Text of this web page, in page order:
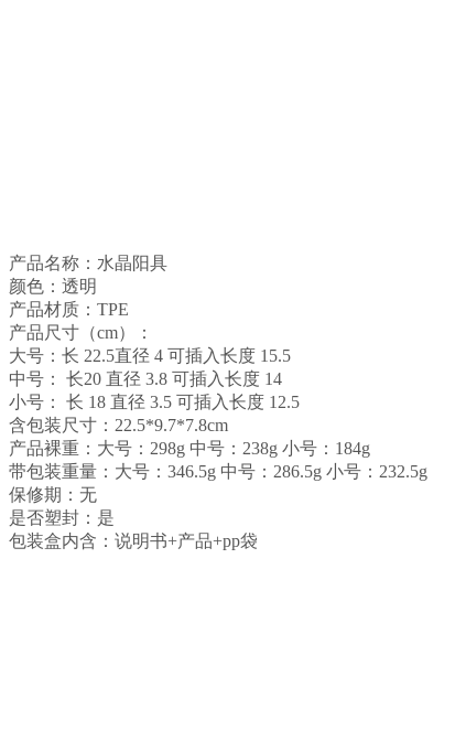
产品名称：水晶阳具
颜色：透明
产品材质：TPE
产品尺寸（cm）：
大号：长 22.5直径 4 可插入长度 15.5
中号： 长20 直径 3.8 可插入长度 14
小号： 长 18 直径 3.5 可插入长度 12.5
含包装尺寸：22.5*9.7*7.8cm
产品裸重：大号：298g 中号：238g 小号：184g
带包装重量：大号：346.5g 中号：286.5g 小号：232.5g
保修期：无
是否塑封：是
包装盒内含：说明书+产品+pp袋